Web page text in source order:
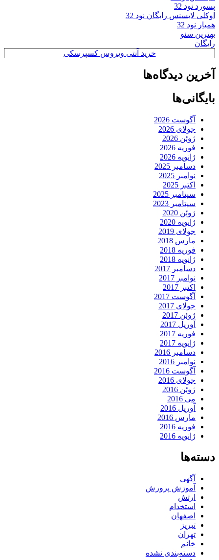
پسورد نود 32
اوکلی لایسنس رایگان نود 32
همیار نود 32
بهترین سئو
رایگان
خرید آنتی ویروس کسپرسکی
آخرین دیدگاه‌ها
بایگانی‌ها
آگوست 2026
جولای 2026
ژوئن 2026
فوریه 2026
ژانویه 2026
دسامبر 2025
نوامبر 2025
اکتبر 2025
سپتامبر 2025
سپتامبر 2023
ژوئن 2020
ژانویه 2020
جولای 2019
مارس 2018
فوریه 2018
ژانویه 2018
دسامبر 2017
نوامبر 2017
اکتبر 2017
آگوست 2017
جولای 2017
ژوئن 2017
آوریل 2017
فوریه 2017
ژانویه 2017
دسامبر 2016
نوامبر 2016
آگوست 2016
جولای 2016
ژوئن 2016
می 2016
آوریل 2016
مارس 2016
فوریه 2016
ژانویه 2016
دسته‌ها
آگهی
آموزش پرورش
ارتش
استخدام
اصفهان
تبریز
تهران
خانم
دسته‌بندی نشده